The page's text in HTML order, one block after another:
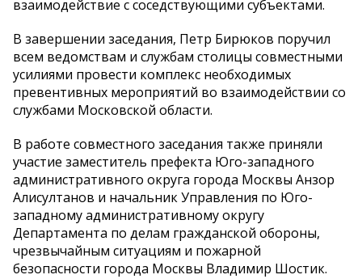
взаимодействие с соседствующими субъектами.
В завершении заседания, Петр Бирюков поручил
всем ведомствам и службам столицы совместными
усилиями провести комплекс необходимых
превентивных мероприятий во взаимодействии со
службами Московской области.
В работе совместного заседания также приняли
участие заместитель префекта Юго-западного
административного округа города Москвы Анзор
Алисултанов и начальник Управления по Юго-
западному административному округу
Департамента по делам гражданской обороны,
чрезвычайным ситуациям и пожарной
безопасности города Москвы Владимир Шостик.